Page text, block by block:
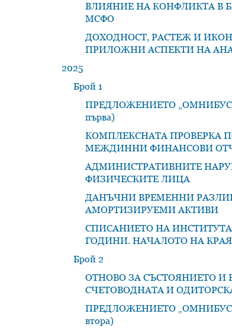
ВЛИЯНИЕ НА КОНФЛИКТА В
МСФО
ДОХОДНОСТ, РАСТЕЖ И
ПРИЛОЖНИ АСПЕКТИ НА
2025
Брой 1
ПРЕДЛОЖЕНИЕТО
първа)
КОМПЛЕКСНАТА ПРОВЕРКА
МЕЖДИННИ ФИНАНСОВИ
АДМИНИСТРАТИВНИТЕ
ФИЗИЧЕСКИТЕ ЛИЦА
ДАНЪЧНИ ВРЕМЕННИ
АМОРТИЗИРУЕМИ АКТИВИ
СПИСАНИЕТО НА
ГОДИНИ. НАЧАЛОТО НА КРАЯ
Брой 2
ОТНОВО ЗА СЪСТОЯНИЕТО И
СЧЕТОВОДНАТА И
ПРЕДЛОЖЕНИЕТО
втора)